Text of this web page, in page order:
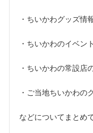
・ちいかわグッズ情
・ちいかわのイベン
・ちいかわの常設店
・ご当地ちいかわの
などについてまとめ